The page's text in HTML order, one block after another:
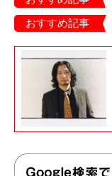
おすすめ記事